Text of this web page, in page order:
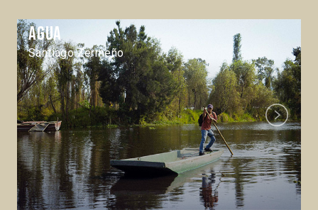
Agua
Santiago Zermeño
Next